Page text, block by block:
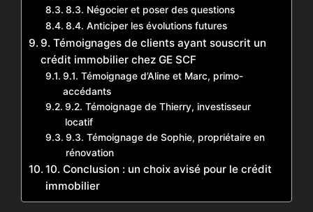
8.3. Négocier et poser des questions
8.4. Anticiper les évolutions futures
9. Témoignages de clients ayant souscrit un
crédit immobilier chez GE SCF
9.1. Témoignage d’Aline et Marc, primo-
accédants
9.2. Témoignage de Thierry, investisseur
locatif
9.3. Témoignage de Sophie, propriétaire en
rénovation
10. Conclusion : un choix avisé pour le crédit
immobilier